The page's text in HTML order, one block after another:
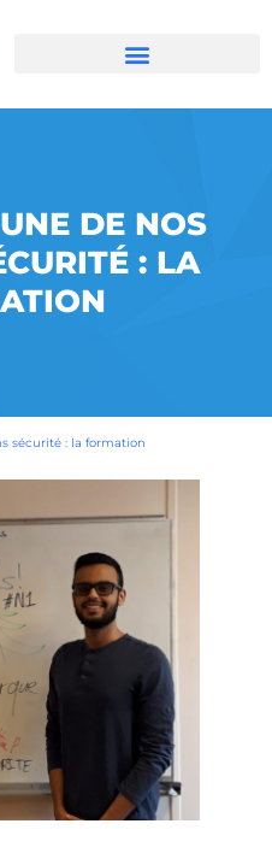
DE NOS
: LA
sécurité : la formation